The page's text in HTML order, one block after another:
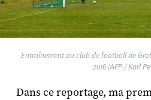
Entraînement au club de football de
2016 (AFP / Karl
Dans ce reportage, ma